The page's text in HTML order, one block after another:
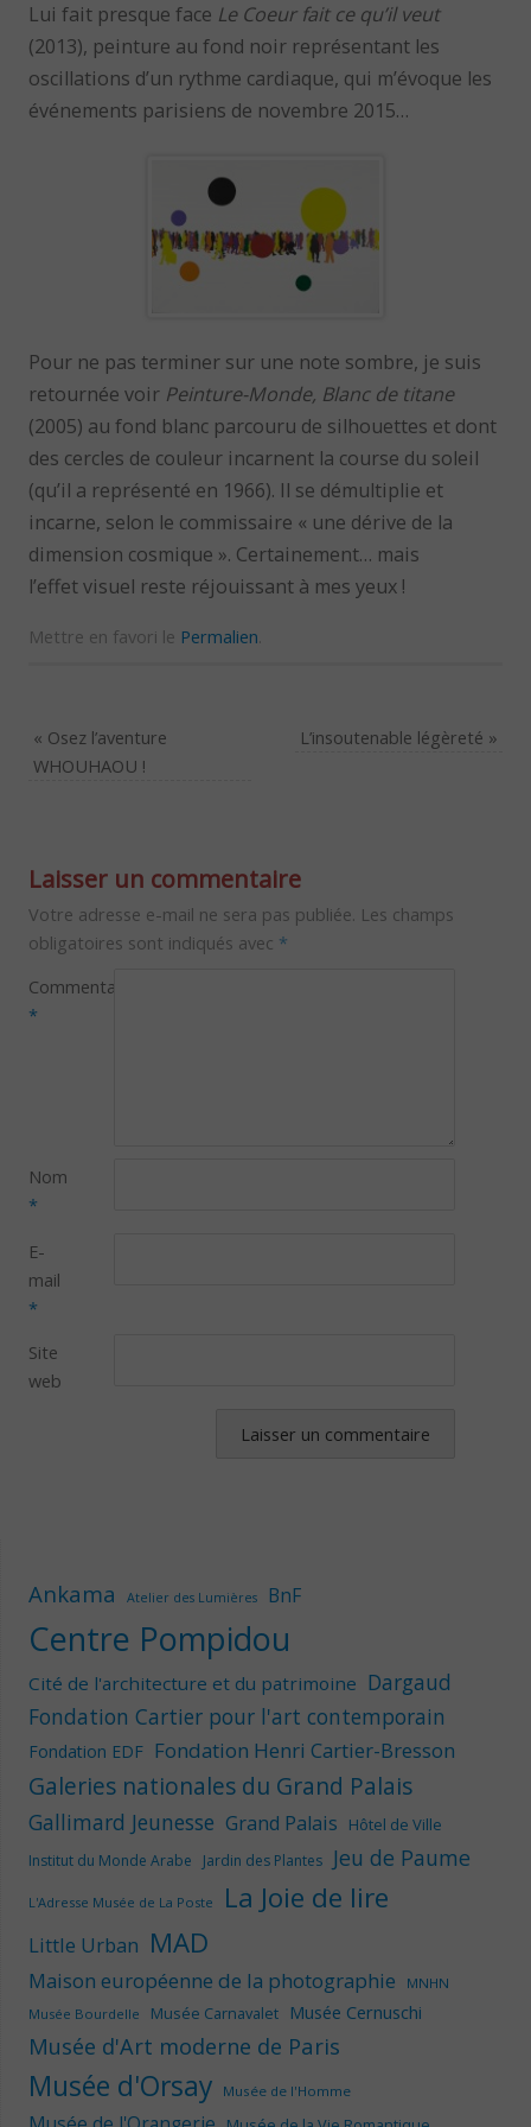
Lui fait presque face Le Coeur fait ce qu’il veut
(2013), peinture au fond noir représentant les
oscillations d’un rythme cardiaque, qui m’évoque les
événements parisiens de novembre 2015…
Pour ne pas terminer sur une note sombre, je suis
retournée voir Peinture-Monde, Blanc de titane
(2005) au fond blanc parcouru de silhouettes et dont
des cercles de couleur incarnent la course du soleil
(qu’il a représenté en 1966). Il se démultiplie et
incarne, selon le commissaire « une dérive de la
dimension cosmique ». Certainement… mais
l’effet visuel reste réjouissant à mes yeux !
Mettre en favori le Permalien.
« Osez l’aventure
WHOUHAOU !
L’insoutenable légèreté »
Laisser un commentaire
Votre adresse e-mail ne sera pas publiée. Les champs
obligatoires sont indiqués avec *
Commentaire
*
Nom
*
E-
mail
*
Site
web
Ankama Atelier des Lumières BnF
Centre Pompidou
Cité de l'architecture et du patrimoine Dargaud
Fondation Cartier pour l'art contemporain
Fondation EDF Fondation Henri Cartier-Bresson
Galeries nationales du Grand Palais
Gallimard Jeunesse Grand Palais Hôtel de Ville
Institut du Monde Arabe Jardin des Plantes Jeu de Paume
L'Adresse Musée de La Poste La Joie de lire
Little Urban MAD
Maison européenne de la photographie
MNHN
Musée Bourdelle
Musée Carnavalet Musée Cernuschi
Musée d'Art moderne de Paris
Musée d'Orsay Musée de l'Homme